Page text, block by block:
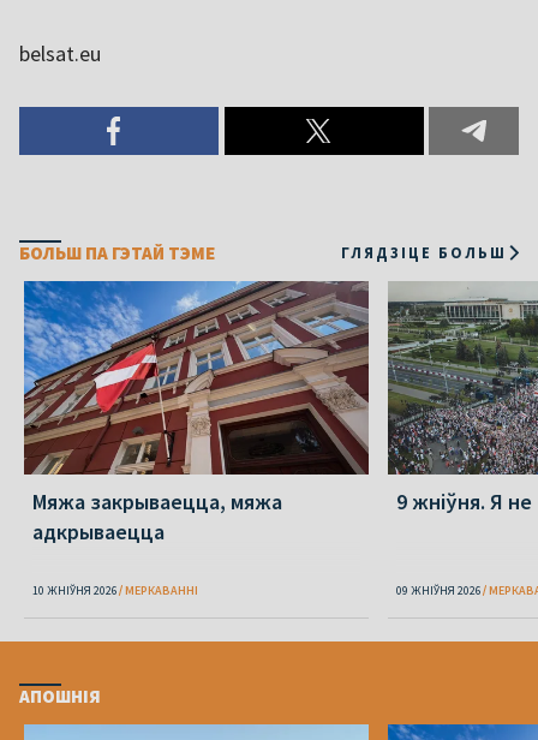
belsat.eu
БОЛЬШ ПА ГЭТАЙ ТЭМЕ ГЛЯДЗІЦЕ БОЛЬШ
Мяжа закрываецца, мяжа
адкрываецца
10 ЖНІЎНЯ 2026 МЕРКАВАННI
9 жніўня. Я
09 ЖНІЎНЯ 2026
АПОШНІЯ